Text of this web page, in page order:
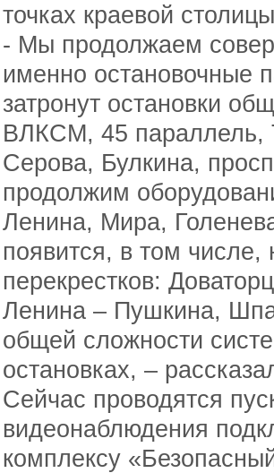
точках краевой
- Мы продолжаем
именно остановочные
затронут остановки
ВЛКСМ, 45 параллель,
Серова, Булкина,
продолжим
Ленина, Мира,
появится, в том
перекрестков:
Ленина – Пушкина,
общей сложности
остановках, –
Сейчас проводятся
видеонаблюдения
комплексу